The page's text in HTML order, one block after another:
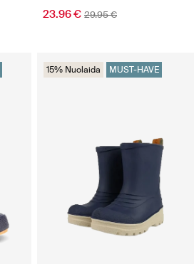
23.96 € 29.95 €
15% Nuolaida MUST-HAVE